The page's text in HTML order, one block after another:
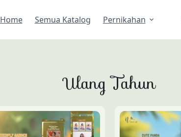
Home Semua Katalog Pernikahan
Ulang Tahun